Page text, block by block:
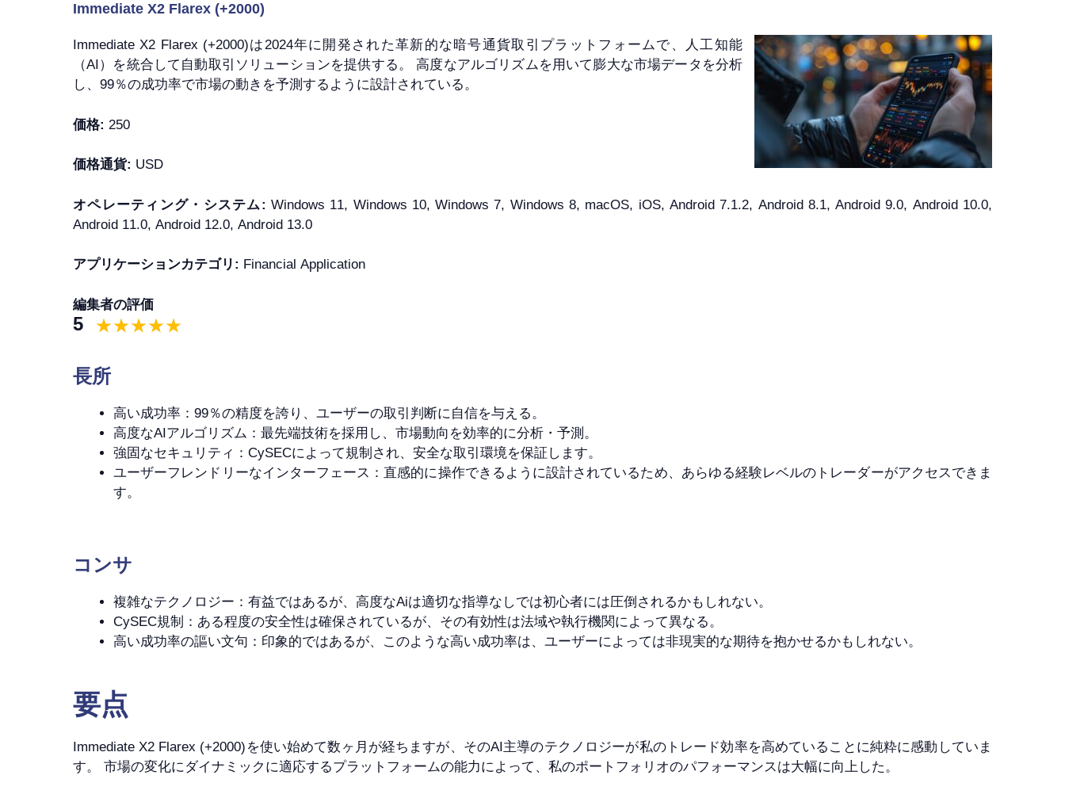
Immediate X2 Flarex (+2000)
Immediate X2 Flarex (+2000)は2024年に開発された革新的な暗号通貨取引プラットフォームで、人工知能
（AI）を統合して自動取引ソリューションを提供する。 高度なアルゴリズムを用いて膨大な市場データを分析
し、99％の成功率で市場の動きを予測するように設計されている。
価格: 250
価格通貨: USD
オペレーティング・システム: Windows 11, Windows 10, Windows 7, Windows 8, macOS, iOS, Android 7.1.2, Android 8.1, Android 9.0, Android 10.0,
Android 11.0, Android 12.0, Android 13.0
アプリケーションカテゴリ: Financial Application
編集者の評価
5
長所
高い成功率：99％の精度を誇り、ユーザーの取引判断に自信を与える。
高度なAIアルゴリズム：最先端技術を採用し、市場動向を効率的に分析・予測。
強固なセキュリティ：CySECによって規制され、安全な取引環境を保証します。
ユーザーフレンドリーなインターフェース：直感的に操作できるように設計されているため、あらゆる経験レベルのトレーダーがアクセスできま
す。
コンサ
複雑なテクノロジー：有益ではあるが、高度なAiは適切な指導なしでは初心者には圧倒されるかもしれない。
CySEC規制：ある程度の安全性は確保されているが、その有効性は法域や執行機関によって異なる。
高い成功率の謳い文句：印象的ではあるが、このような高い成功率は、ユーザーによっては非現実的な期待を抱かせるかもしれない。
要点
Immediate X2 Flarex (+2000)を使い始めて数ヶ月が経ちますが、そのAI主導のテクノロジーが私のトレード効率を高めていることに純粋に感動していま
す。 市場の変化にダイナミックに適応するプラットフォームの能力によって、私のポートフォリオのパフォーマンスは大幅に向上した。